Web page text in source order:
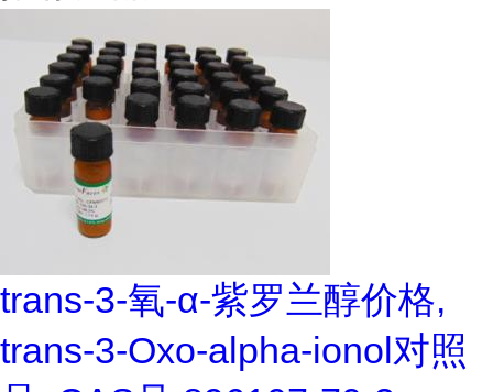
trans-3-氧-α-紫罗兰醇价格,
trans-3-Oxo-alpha-ionol对照